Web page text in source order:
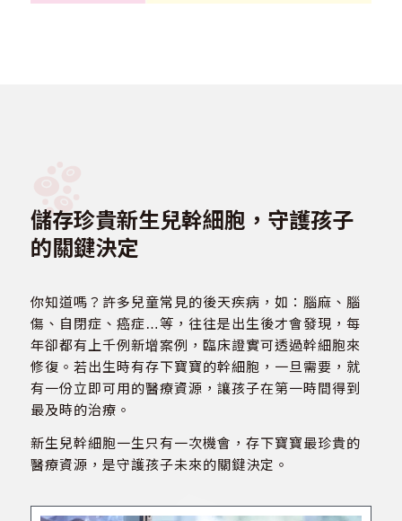
儲存珍貴新生兒幹細胞，守護孩子
的關鍵決定
你知道嗎？許多兒童常見的後天疾病，如：腦麻、腦
傷、自閉症、癌症…等，往往是出生後才會發現，每
年卻都有上千例新增案例，臨床證實可透過幹細胞來
修復。若出生時有存下寶寶的幹細胞，一旦需要，就
有一份立即可用的醫療資源，讓孩子在第一時間得到
最及時的治療。
新生兒幹細胞一生只有一次機會，存下寶寶最珍貴的
醫療資源，是守護孩子未來的關鍵決定。